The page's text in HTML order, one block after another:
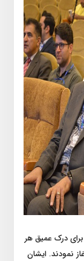
برای درک عمیق هر
نمودند. ایشان